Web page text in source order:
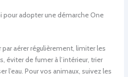
pour adopter une démarche One
aérer régulièrement, limiter les
éviter de fumer à l’intérieur, trier
l’eau. Pour vos animaux, suivez les